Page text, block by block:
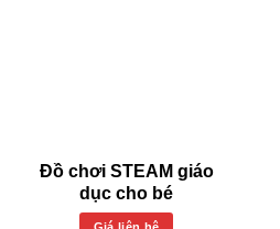
Đồ chơi STEAM giáo
dục cho bé